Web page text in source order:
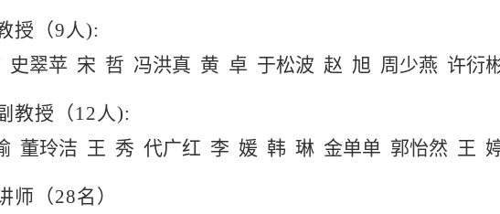
授 （9人):
史翠苹 宋 哲 冯洪真 黄 卓 于松波 赵 旭 周少燕 许衍
教授 （ 12人):
董玲洁 王 秀 代广红 李 媛 韩 琳 金单单 郭怡然 王
师（28名）